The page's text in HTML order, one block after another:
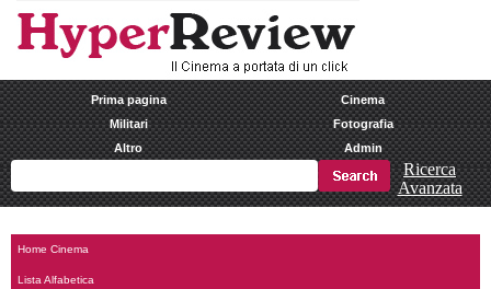
Prima pagina
Cinema
Militari
Fotografia
Altro
Admin
Ricerca
Avanzata
Home Cinema
Lista Alfabetica